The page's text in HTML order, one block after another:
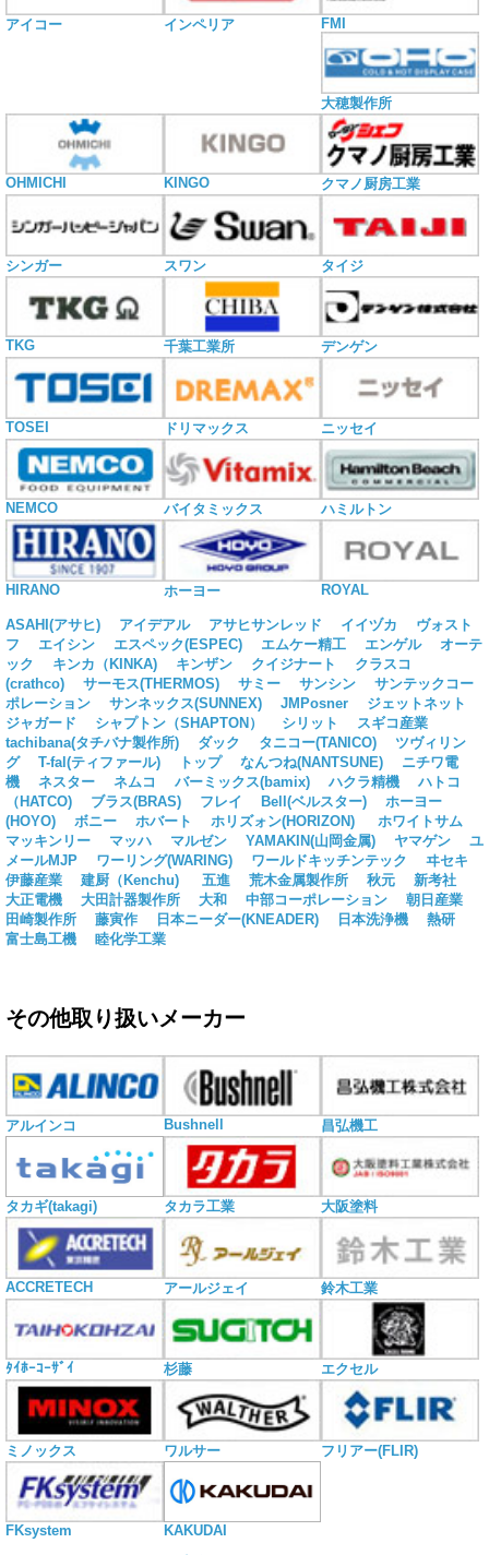
アイコー インペリア FMI
大穂製作所
OHMICHI KINGO クマノ厨房工業
シンガー スワン タイジ
TKG 千葉工業所 デンゲン
TOSEI ドリマックス ニッセイ
NEMCO バイタミックス ハミルトン
HIRANO ホーヨー ROYAL
ASAHI(アサヒ) アイデアル アサヒサンレッド イイヅカ
ヴォスト
フ
エイシン エスペック(ESPEC) エムケー精工 エンゲル
オーテ
ック
キンカ（KINKA) キンザン クイジナート
クラスコ
(crathco)
サーモス(THERMOS) サミー サンシン
サンテックコー
ポレーション
サンネックス(SUNNEX) JMPosner
ジェットネット
ジャガード
シャプトン（SHAPTON） シリット
スギコ産業
tachibana(タチバナ製作所)
ダック タニコー(TANICO)
ツヴィリン
グ
T-fal(ティファール) トップ なんつね(NANTSUNE)
ニチワ電
機
ネスター ネムコ バーミックス(bamix) ハクラ精機
ハトコ
（HATCO)
ブラス(BRAS) フレイ Bell(ベルスター)
ホーヨー
(HOYO)
ボニー ホバート ホリズォン(HORIZON)
ホワイトサム
マッキンリー
マッハ マルゼン YAMAKIN(山岡金属) ヤマゲン
ユ
メールMJP
ワーリング(WARING) ワールドキッチンテック
ヰセキ
伊藤産業
建厨（Kenchu) 五進 荒木金属製作所 秋元
新考社
大正電機
大田計器製作所 大和 中部コーポレーション
朝日産業
田崎製作所
藤寅作 日本ニーダー(KNEADER) 日本洗浄機
熱研
富士島工機
睦化学工業
その他取り扱いメーカー
アルインコ Bushnell 昌弘機工
タカギ(takagi) タカラ工業 大阪塗料
ACCRETECH アールジェイ 鈴木工業
ﾀｲﾎｰｺｰｻﾞｲ 杉藤 エクセル
ミノックス ワルサー フリアー(FLIR)
FKsystem
KAKUDAI